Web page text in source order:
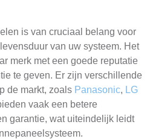
is van cruciaal belang voor
van uw systeem. Het
merk met een goede reputatie
te geven. Er zijn verschillende
de markt, zoals Panasonic, LG
vaak een betere
garantie, wat uiteindelijk leidt